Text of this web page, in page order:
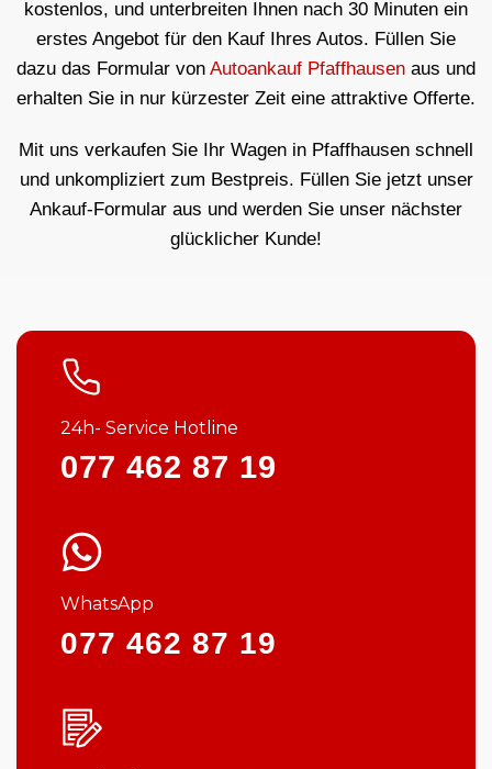
kostenlos, und unterbreiten Ihnen nach 30 Minuten ein
erstes Angebot für den Kauf Ihres Autos. Füllen Sie
dazu das Formular von Autoankauf Pfaffhausen aus und
erhalten Sie in nur kürzester Zeit eine attraktive Offerte.
Mit uns verkaufen Sie Ihr Wagen in Pfaffhausen schnell
und unkompliziert zum Bestpreis. Füllen Sie jetzt unser
Ankauf-Formular aus und werden Sie unser nächster
glücklicher Kunde!
24h- Service Hotline
077 462 87 19
WhatsApp
077 462 87 19